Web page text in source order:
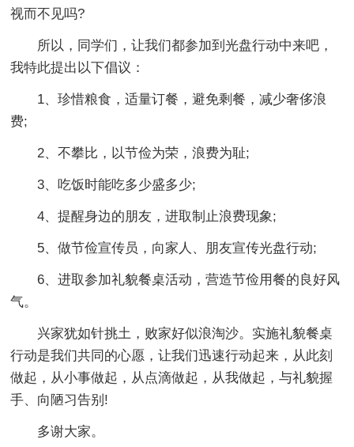
视而不见吗?
所以，同学们，让我们都参加到光盘行动中来吧，
我特此提出以下倡议：
1、珍惜粮食，适量订餐，避免剩餐，减少奢侈浪
费;
2、不攀比，以节俭为荣，浪费为耻;
3、吃饭时能吃多少盛多少;
4、提醒身边的朋友，进取制止浪费现象;
5、做节俭宣传员，向家人、朋友宣传光盘行动;
6、进取参加礼貌餐桌活动，营造节俭用餐的良好风
气。
兴家犹如针挑土，败家好似浪淘沙。实施礼貌餐桌
行动是我们共同的心愿，让我们迅速行动起来，从此刻
做起，从小事做起，从点滴做起，从我做起，与礼貌握
手、向陋习告别!
多谢大家。